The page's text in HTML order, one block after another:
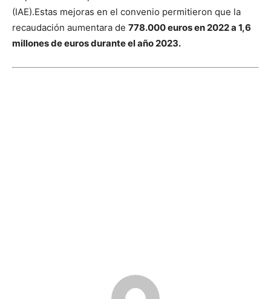
(IAE).Estas mejoras en el convenio permitieron que la
recaudación aumentara de 778.000 euros en 2022 a 1,6
millones de euros durante el año 2023.